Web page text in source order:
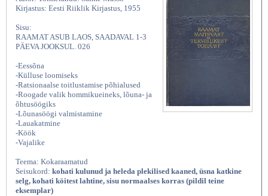
Kirjastus: Eesti Riiklik Kirjastus, 1955
Sisu:
RAAMAT ASUB LAOS, SAADAVAL 1-3
PÄEVA JOOKSUL. 026
-Eessõna
-Külluse loomiseks
-Ratsionaalse toitlustamise põhialused
-Roogade valik hommikueineks, lõuna- ja
õhtusöögiks
-Lõunasöögi valmistamine
-Lauakatmine
-Köök
-Vajalike
Teema: Kokaraamatud
Seisukord: kohati kulunud ja heleda plekilised kaaned, üsna katkine
selg, kohati köitest lahtine, sisu normaalses korras (pildil teine
eksemplar)